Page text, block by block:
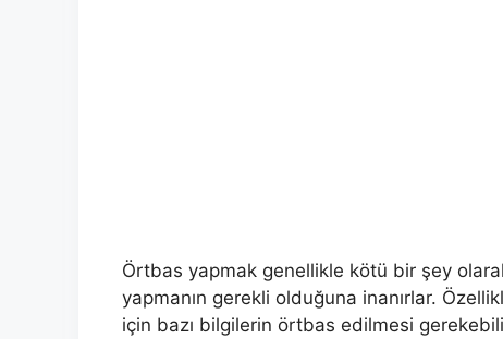
Örtbas yapmak genellikle kötü bir şey
yapmanın gerekli olduğuna inanırlar.
için bazı bilgilerin örtbas edilmesi